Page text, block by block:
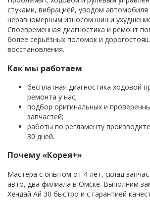
стуками, вибрацией, уводом автомобиля
неравномерным износом шин и
Своевременная диагностика и ремонт
более серьёзных поломок и
восстановления.
Как мы работаем
бесплатная диагностика ходовой
ремонта у нас;
подбор оригинальных и
запчастей;
работы по регламенту
30 дней.
Почему «Корея+»
Мастера с опытом от 4 лет, склад
авто, два филиала в Омске. Выполним
Хендай Ай 30 быстро и с гарантией